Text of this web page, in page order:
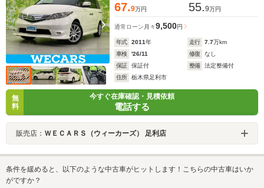
67.9万円 55.9万円
通常ローン 月々9,500円
年式 2011年 走行 7.7万km
車検
'26/11 修復
なし
保証
保証付 整備
法定整備付
住所
栃木県足利市
無
料
今すぐ在庫確認・見積依頼
電話する
販売店： ＷＥＣＡＲＳ（ウィーカーズ） 足利店
条件を緩めると、以下のような中古車がヒットします！こちらの中古車はいか
がですか？